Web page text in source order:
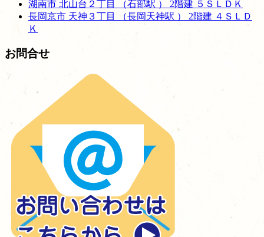
湖南市 北山台２丁目 （石部駅 ） 2階建 ５ＳＬＤＫ
長岡京市 天神３丁目 （長岡天神駅 ） 2階建 ４ＳＬＤ
Ｋ
お問合せ